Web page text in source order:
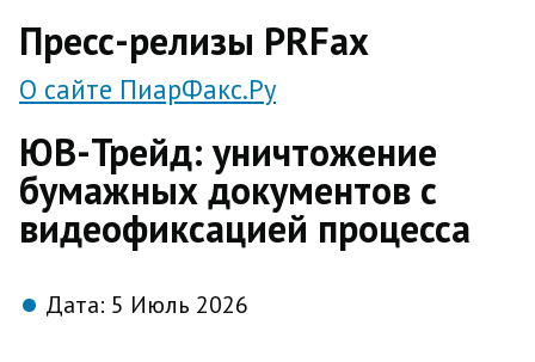
Пресс-релизы PRFax
О сайте ПиарФакс.Ру
ЮВ-Трейд: уничтожение
бумажных документов с
видеофиксацией процесса
Дата: 5 Июль 2026